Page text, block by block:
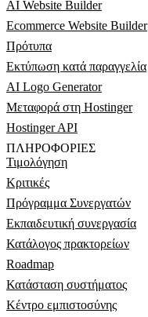
AI Website Builder
Ecommerce Website Builder
Πρότυπα
Εκτύπωση κατά παραγγελία
AI Logo Generator
Μεταφορά στη Hostinger
Hostinger API
ΠΛΗΡΟΦΟΡΊΕΣ
Τιμολόγηση
Κριτικές
Πρόγραμμα Συνεργατών
Εκπαιδευτική συνεργασία
Κατάλογος πρακτορείων
Roadmap
Κατάσταση συστήματος
Κέντρο εμπιστοσύνης